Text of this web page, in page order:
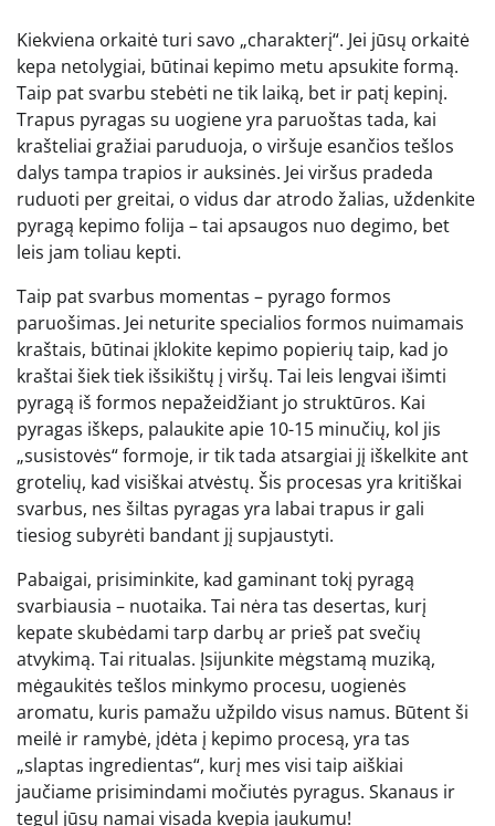
Kiekviena orkaitė turi savo „charakterį“. Jei jūsų orkaitė
kepa netolygiai, būtinai kepimo metu apsukite formą.
Taip pat svarbu stebėti ne tik laiką, bet ir patį kepinį.
Trapus pyragas su uogiene yra paruoštas tada, kai
krašteliai gražiai paruduoja, o viršuje esančios tešlos
dalys tampa trapios ir auksinės. Jei viršus pradeda
ruduoti per greitai, o vidus dar atrodo žalias, uždenkite
pyragą kepimo folija – tai apsaugos nuo degimo, bet
leis jam toliau kepti.
Taip pat svarbus momentas – pyrago formos
paruošimas. Jei neturite specialios formos nuimamais
kraštais, būtinai įklokite kepimo popierių taip, kad jo
kraštai šiek tiek išsikištų į viršų. Tai leis lengvai išimti
pyragą iš formos nepažeidžiant jo struktūros. Kai
pyragas iškeps, palaukite apie 10-15 minučių, kol jis
„susistovės“ formoje, ir tik tada atsargiai jį iškelkite ant
grotelių, kad visiškai atvėstų. Šis procesas yra kritiškai
svarbus, nes šiltas pyragas yra labai trapus ir gali
tiesiog subyrėti bandant jį supjaustyti.
Pabaigai, prisiminkite, kad gaminant tokį pyragą
svarbiausia – nuotaika. Tai nėra tas desertas, kurį
kepate skubėdami tarp darbų ar prieš pat svečių
atvykimą. Tai ritualas. Įsijunkite mėgstamą muziką,
mėgaukitės tešlos minkymo procesu, uogienės
aromatu, kuris pamažu užpildo visus namus. Būtent ši
meilė ir ramybė, įdėta į kepimo procesą, yra tas
„slaptas ingredientas“, kurį mes visi taip aiškiai
jaučiame prisimindami močiutės pyragus. Skanaus ir
tegul jūsų namai visada kvepia jaukumu!